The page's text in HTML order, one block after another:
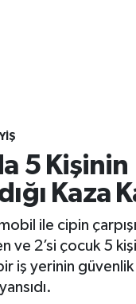
5 Kişinin
Kaza
ile cipin
ve 2’si çocuk 5
iş yerinin güvenlik